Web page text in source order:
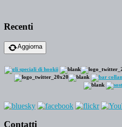
Recenti
Aggiorna
Contatti